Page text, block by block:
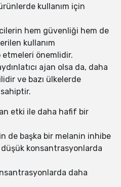
kullanım için
hem güvenliği hem de
kullanım
etmeleri önemlidir.
ajan olsa da, daha
ve bazı ülkelerde
etki ile daha hafif bir
de başka bir melanin inhibe
konsantrasyonlarda
daha